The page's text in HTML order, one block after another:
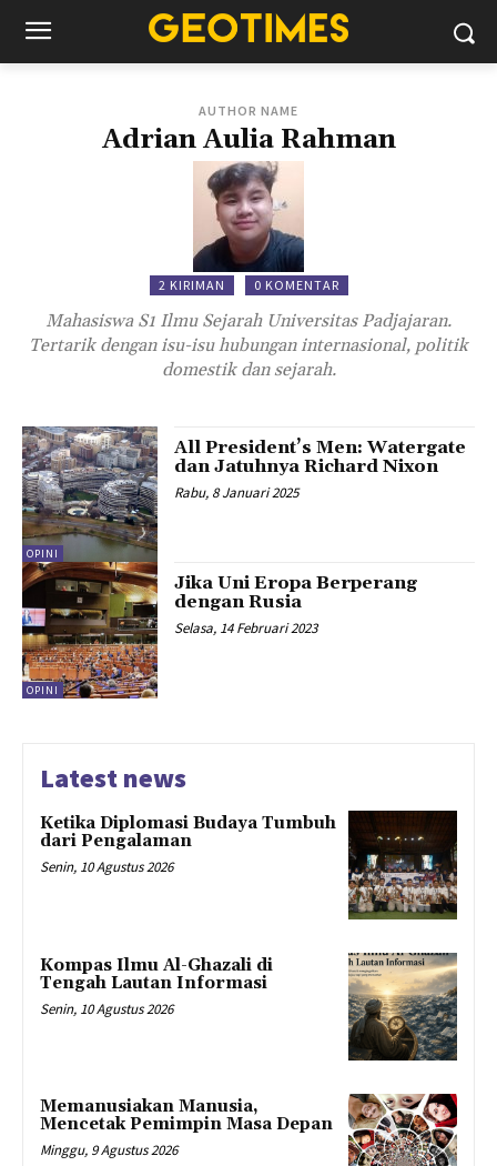
AUTHOR NAME
Adrian Aulia Rahman
2 KIRIMAN 0 KOMENTAR
Mahasiswa S1 Ilmu Sejarah Universitas Padjajaran.
Tertarik dengan isu-isu hubungan internasional, politik
domestik dan sejarah.
OPINI
All President’s Men: Watergate
dan Jatuhnya Richard Nixon
Rabu, 8 Januari 2025
OPINI
Jika Uni Eropa Berperang
dengan Rusia
Selasa, 14 Februari 2023
Latest news
Ketika Diplomasi Budaya Tumbuh
dari Pengalaman
Senin, 10 Agustus 2026
Kompas Ilmu Al-Ghazali di
Tengah Lautan Informasi
Senin, 10 Agustus 2026
Memanusiakan Manusia,
Mencetak Pemimpin Masa Depan
Minggu, 9 Agustus 2026